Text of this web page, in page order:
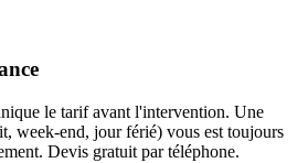
le tarif avant l'intervention. Une
week-end, jour férié) vous est toujours
Devis gratuit par téléphone.